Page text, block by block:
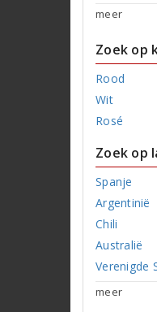
meer
Zoek op
Rood
Wit
Rosé
Zoek op
Spanje
Argentinië
Chili
Australië
Verenigde
meer